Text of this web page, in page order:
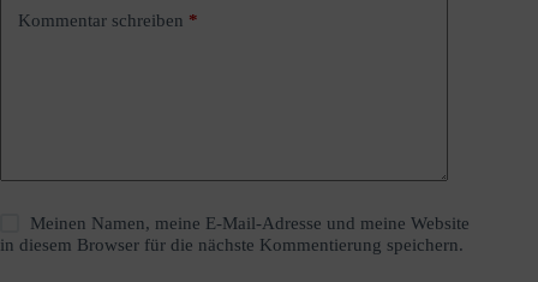
Kommentar schreiben *
Meinen Namen, meine E-Mail-Adresse und meine Website
in diesem Browser für die nächste Kommentierung speichern.